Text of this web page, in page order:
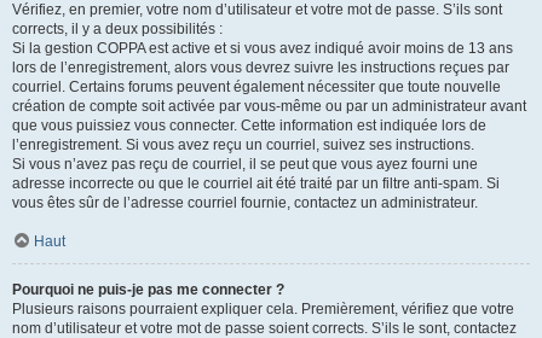
Vérifiez, en premier, votre nom d’utilisateur et votre mot de passe. S’ils sont
corrects, il y a deux possibilités :
Si la gestion COPPA est active et si vous avez indiqué avoir moins de 13 ans
lors de l’enregistrement, alors vous devrez suivre les instructions reçues par
courriel. Certains forums peuvent également nécessiter que toute nouvelle
création de compte soit activée par vous-même ou par un administrateur avant
que vous puissiez vous connecter. Cette information est indiquée lors de
l’enregistrement. Si vous avez reçu un courriel, suivez ses instructions.
Si vous n’avez pas reçu de courriel, il se peut que vous ayez fourni une
adresse incorrecte ou que le courriel ait été traité par un filtre anti-spam. Si
vous êtes sûr de l’adresse courriel fournie, contactez un administrateur.
Haut
Pourquoi ne puis-je pas me connecter ?
Plusieurs raisons pourraient expliquer cela. Premièrement, vérifiez que votre
nom d’utilisateur et votre mot de passe soient corrects. S’ils le sont, contactez